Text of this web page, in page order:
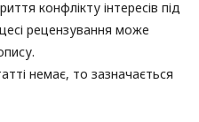
конфлікту інтересів під
рецензування може
немає, то зазначається